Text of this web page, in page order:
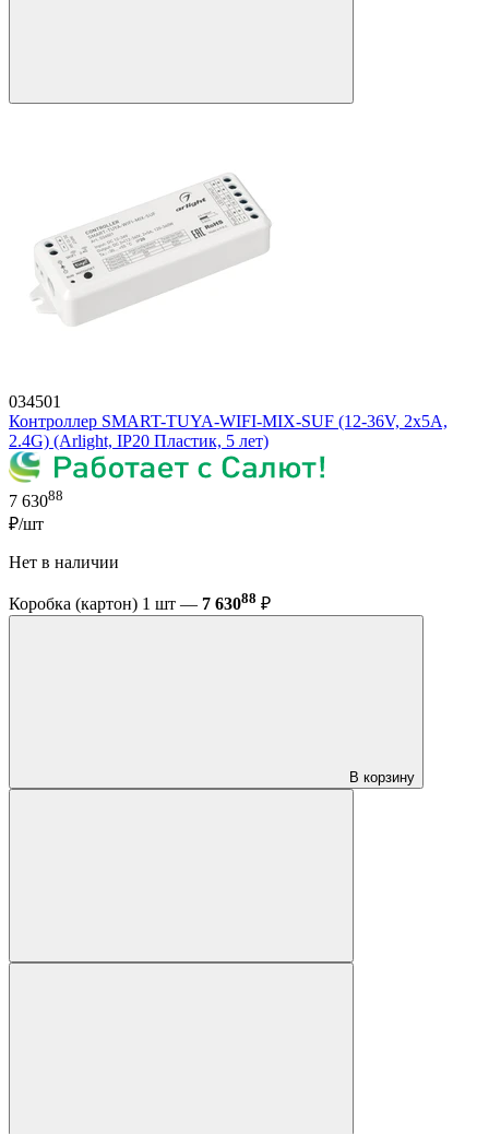
034501
Контроллер SMART-TUYA-WIFI-MIX-SUF (12-36V, 2x5A,
2.4G) (Arlight, IP20 Пластик, 5 лет)
7 63088
₽/шт
Нет в наличии
Коробка (картон) 1 шт — 7 63088 ₽
В корзину